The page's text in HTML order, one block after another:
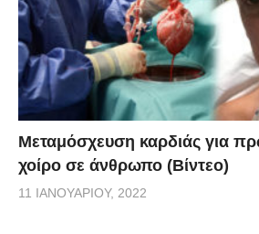
Μεταμόσχευση καρδιάς για
χοίρο σε άνθρωπο (Βίντεο)
11 ΙΑΝΟΥΑΡΊΟΥ, 2022